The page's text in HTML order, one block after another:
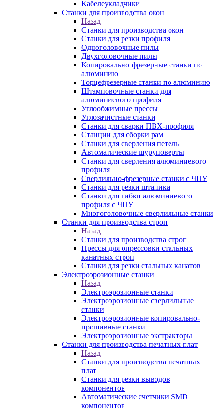
Кабелеукладчики
Станки для производства окон
Назад
Станки для производства окон
Станки для резки профиля
Одноголовочные пилы
Двухголовочные пилы
Копировально-фрезерные станки по
алюминию
Торцефрезерные станки по алюминию
Штамповочные станки для
алюминиевого профиля
Углообжимные прессы
Углозачистные станки
Станки для сварки ПВХ-профиля
Станции для сборки рам
Станки для сверления петель
Автоматические шуруповерты
Станки для сверления алюминиевого
профиля
Сверлильно-фрезерные станки с ЧПУ
Станки для резки штапика
Станки для гибки алюминиевого
профиля с ЧПУ
Многоголовочные сверлильные станки
Станки для производства строп
Назад
Станки для производства строп
Прессы для опрессовки стальных
канатных строп
Станки для резки стальных канатов
Электроэрозионные станки
Назад
Электроэрозионные станки
Электроэрозионные сверлильные
станки
Электроэрозионные копировально-
прошивные станки
Электроэрозионные экстракторы
Станки для производства печатных плат
Назад
Станки для производства печатных
плат
Станки для резки выводов
компонентов
Автоматические счетчики SMD
компонентов